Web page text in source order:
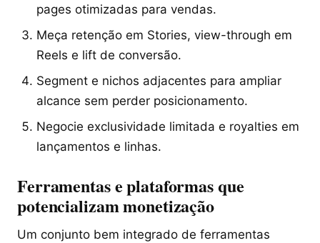
pages otimizadas para vendas.
Meça retenção em Stories, view-through em
Reels e lift de conversão.
Segment e nichos adjacentes para ampliar
alcance sem perder posicionamento.
Negocie exclusividade limitada e royalties em
lançamentos e linhas.
Ferramentas e plataformas que
potencializam monetização
Um conjunto bem integrado de ferramentas